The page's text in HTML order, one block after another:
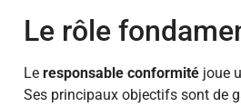
Le rôle
Le responsable conformité joue
Ses principaux objectifs sont de